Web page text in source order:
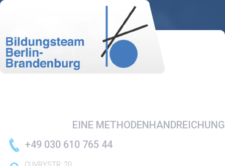
EINE METHODENHANDREICHUNG
+49 030 610 765 44